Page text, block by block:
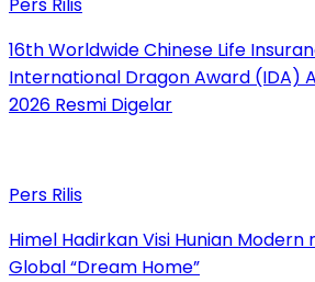
16th Worldwide Chinese Life
International Dragon Award (IDA)
2026 Resmi Digelar
Pers Rilis
Himel Hadirkan Visi Hunian
Global “Dream Home”